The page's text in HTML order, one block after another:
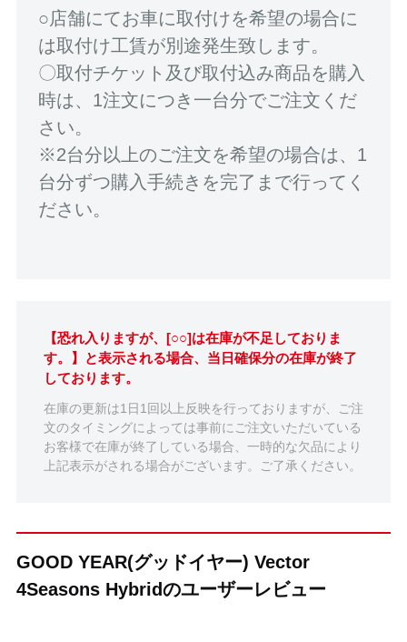
○店舗にてお車に取付けを希望の場合に
は取付け工賃が別途発生致します。
〇取付チケット及び取付込み商品を購入
時は、1注文につき一台分でご注文くだ
さい。
※2台分以上のご注文を希望の場合は、1
台分ずつ購入手続きを完了まで行ってく
ださい。
【恐れ入りますが、[○○]は在庫が不足しておりま
す。】と表示される場合、当日確保分の在庫が終了
しております。
在庫の更新は1日1回以上反映を行っておりますが、ご注
文のタイミングによっては事前にご注文いただいている
お客様で在庫が終了している場合、一時的な欠品により
上記表示がされる場合がございます。ご了承ください。
GOOD YEAR(グッドイヤー) Vector
4Seasons Hybridのユーザーレビュー